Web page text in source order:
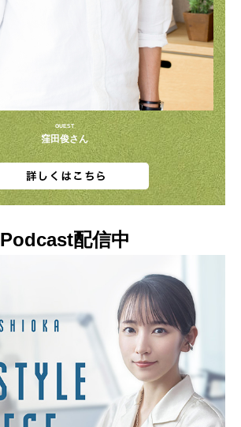
GUEST
窪田俊さん
Podcast配信中